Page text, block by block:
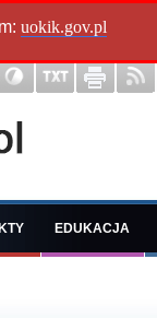
uokik.gov.pl
EDUKACJA